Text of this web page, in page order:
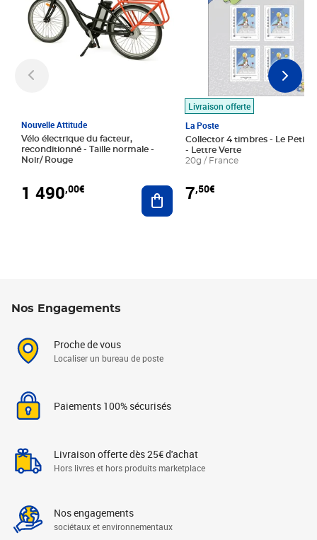
Nouvelle Attitude
Vélo électrique du facteur,
reconditionné - Taille normale -
Noir/ Rouge
1 490,00€ Ajouter au panier
Livraison offerte
La Poste
Collector 4 timbres - Le Petit
- Lettre Verte
20g / France
7,50€
Nos Engagements
Proche de vous
Localiser un bureau de poste
Paiements 100% sécurisés
Livraison offerte dès 25€ d'achat
Hors livres et hors produits marketplace
Nos engagements
sociétaux et environnementaux